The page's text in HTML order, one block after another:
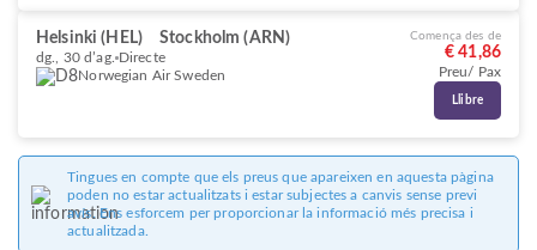
Helsinki (HEL) Stockholm (ARN)
dg., 30 d’ag. Directe
Norwegian Air Sweden
Comença des de
€ 41,86
Preu/ Pax
Llibre
Tingues en compte que els preus que apareixen en aquesta pàgina
poden no estar actualitzats i estar subjectes a canvis sense previ
avís. Ens esforcem per proporcionar la informació més precisa i
actualitzada.